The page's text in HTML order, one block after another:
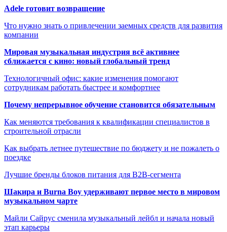
Adele готовит возвращение
Что нужно знать о привлечении заемных средств для развития
компании
Мировая музыкальная индустрия всё активнее
сближается с кино: новый глобальный тренд
Технологичный офис: какие изменения помогают
сотрудникам работать быстрее и комфортнее
Почему непрерывное обучение становится обязательным
Как меняются требования к квалификации специалистов в
строительной отрасли
Как выбрать летнее путешествие по бюджету и не пожалеть о
поездке
Лучшие бренды блоков питания для B2B-сегмента
Шакира и Burna Boy удерживают первое место в мировом
музыкальном чарте
Майли Сайрус сменила музыкальный лейбл и начала новый
этап карьеры